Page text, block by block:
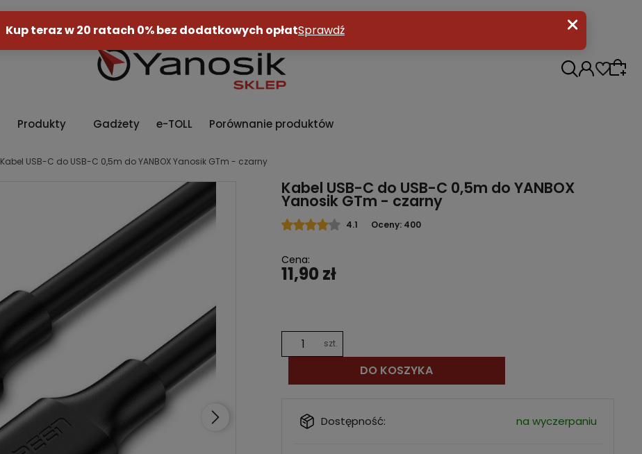
Produkty Gadżety e-TOLL Porównanie produktów
Kabel USB-C do USB-C 0,5m do YANBOX Yanosik GTm - czarny
Kabel USB-C do USB-C 0,5m do YANBOX
Yanosik GTm - czarny
4.1 Oceny: 400
Cena:
11,90 zł
szt.
DO KOSZYKA
Dostępność: na wyczerpaniu